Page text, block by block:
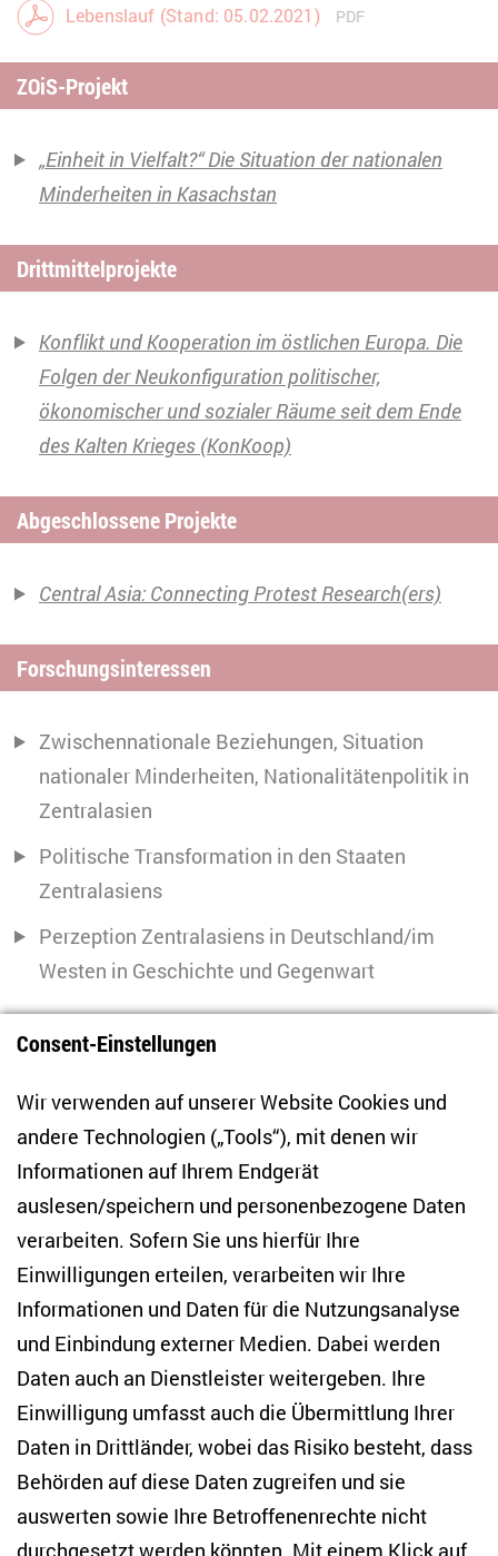
Lebenslauf (Stand: 05.02.2021) PDF
ZOiS-Projekt
„Einheit in Vielfalt?“ Die Situation der nationalen
Minderheiten in Kasachstan
Drittmittelprojekte
Konflikt und Kooperation im östlichen Europa. Die
Folgen der Neukonfiguration politischer,
ökonomischer und sozialer Räume seit dem Ende
des Kalten Krieges (KonKoop)
Abgeschlossene Projekte
Central Asia: Connecting Protest Research(ers)
Forschungsinteressen
Zwischennationale Beziehungen, Situation
nationaler Minderheiten, Nationalitätenpolitik in
Zentralasien
Politische Transformation in den Staaten
Zentralasiens
Perzeption Zentralasiens in Deutschland/im
Westen in Geschichte und Gegenwart
AUSGEWÄHLTE PUBLIKATIONEN
Zentrum für Osteuropa- und internationale
Studien
Anton-Wilhelm-Amo-Str. 60
10117 Berlin
Tel. +49 (30) 2005949-17
info(at)zois-berlin(dot)de
NEWSLETTER
E-Mail-Adresse eingeben*
Consent-Einstellungen
Wir verwenden auf unserer Website Cookies und
andere Technologien („Tools“), mit denen wir
Informationen auf Ihrem Endgerät
auslesen/speichern und personenbezogene Daten
verarbeiten. Sofern Sie uns hierfür Ihre
Einwilligungen erteilen, verarbeiten wir Ihre
Informationen und Daten für die Nutzungsanalyse
und Einbindung externer Medien. Dabei werden
Daten auch an Dienstleister weitergeben. Ihre
Einwilligung umfasst auch die Übermittlung Ihrer
Daten in Drittländer, wobei das Risiko besteht, dass
Behörden auf diese Daten zugreifen und sie
auswerten sowie Ihre Betroffenenrechte nicht
durchgesetzt werden könnten. Mit einem Klick auf